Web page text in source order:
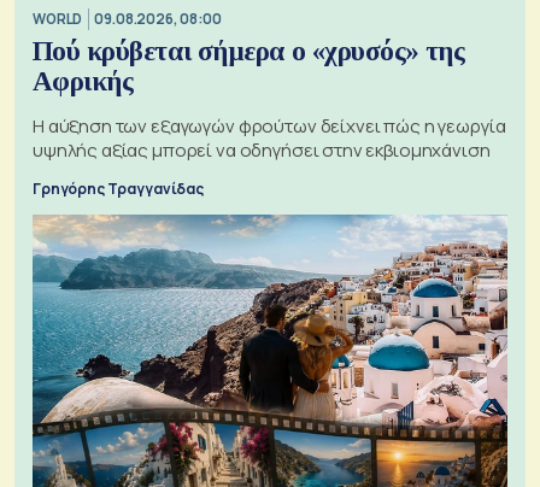
WORLD 09.08.2026, 08:00
Πού κρύβεται σήμερα ο «χρυσός» της
Αφρικής
Η αύξηση των εξαγωγών φρούτων δείχνει πώς η γεωργία
υψηλής αξίας μπορεί να οδηγήσει στην εκβιομηχάνιση
Γρηγόρης Τραγγανίδας